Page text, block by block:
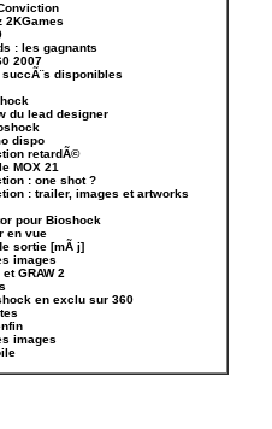
2KGames
: les gagnants
2007
disponibles
du lead designer
dispo
retardÃ©
MOX 21
: one shot ?
: trailer, images et artworks
pour Bioshock
en vue
sortie [mÃ j]
images
GRAW 2
en exclu sur 360
images